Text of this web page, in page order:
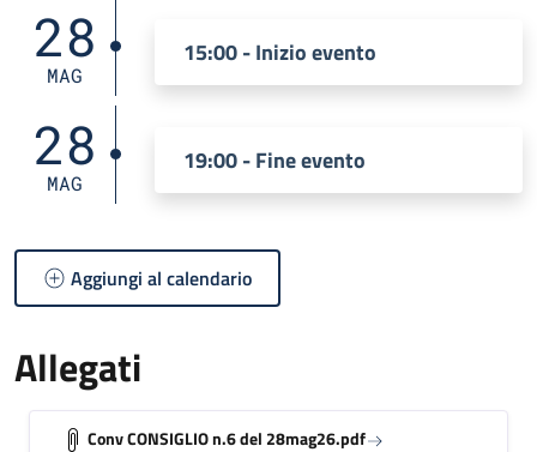
28
MAG
15:00 - Inizio evento
28
MAG
19:00 - Fine evento
Aggiungi al calendario
Allegati
Conv CONSIGLIO n.6 del 28mag26.pdf